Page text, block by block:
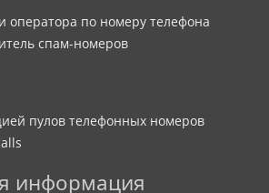
оператора по номеру телефона
спам-номеров
пулов телефонных номеров
информация